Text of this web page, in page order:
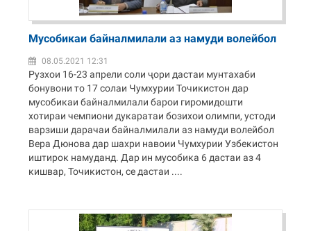
Мусобикаи байналмилали аз намуди волейбол
08.05.2021 12:31
Рузхои 16-23 апрели соли ҷори дастаи мунтахаби
бонувони то 17 солаи Чумхурии Точикистон дар
мусобикаи байналмилали барои гиромидошти
хотираи чемпиони дукаратаи бозихои олимпи, устоди
варзиши дарачаи байналмилали аз намуди волейбол
Вера Дюнова дар шахри навоии Чумхурии Узбекистон
иштирок намуданд. Дар ин мусобика 6 дастаи аз 4
кишвар, Точикистон, се дастаи ....